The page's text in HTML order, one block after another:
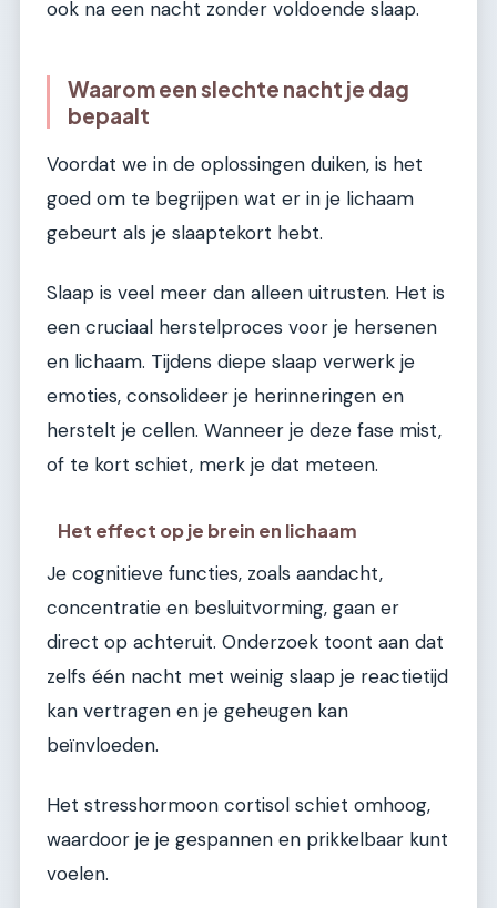
ook na een nacht zonder voldoende slaap.
Waarom een slechte nacht je dag
bepaalt
Voordat we in de oplossingen duiken, is het
goed om te begrijpen wat er in je lichaam
gebeurt als je slaaptekort hebt.
Slaap is veel meer dan alleen uitrusten. Het is
een cruciaal herstelproces voor je hersenen
en lichaam. Tijdens diepe slaap verwerk je
emoties, consolideer je herinneringen en
herstelt je cellen. Wanneer je deze fase mist,
of te kort schiet, merk je dat meteen.
Het effect op je brein en lichaam
Je cognitieve functies, zoals aandacht,
concentratie en besluitvorming, gaan er
direct op achteruit. Onderzoek toont aan dat
zelfs één nacht met weinig slaap je reactietijd
kan vertragen en je geheugen kan
beïnvloeden.
Het stresshormoon cortisol schiet omhoog,
waardoor je je gespannen en prikkelbaar kunt
voelen.